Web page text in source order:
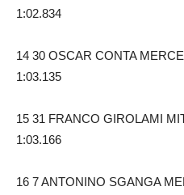
1:02.834
14 30 OSCAR CONTA
1:03.135
15 31 FRANCO GIROLAMI
1:03.166
16 7 ANTONINO SGANGA